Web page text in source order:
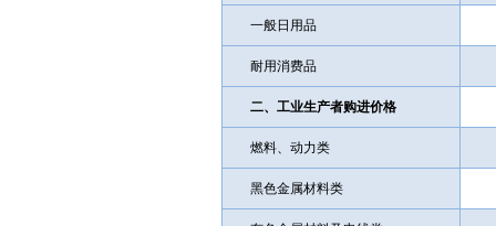
一般日用品
耐用消费品
二、工业生产者购进价格
燃料、动力类
黑色金属材料类